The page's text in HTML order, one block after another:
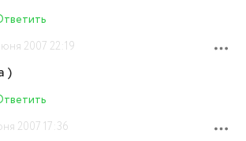
2007 22:19
)
2007 17:36